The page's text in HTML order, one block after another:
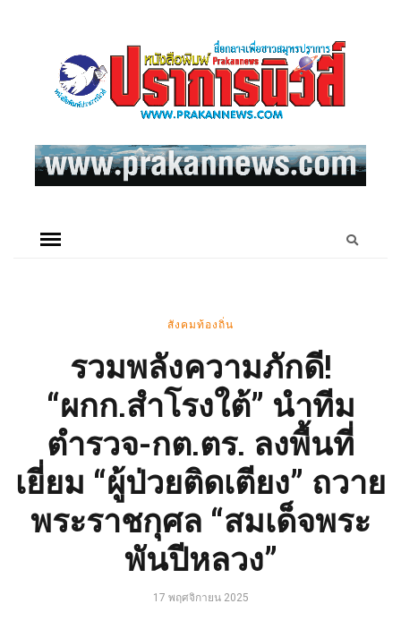
สังคมท้องถิ่น
รวมพลังความภักดี!
“ผกก.สำโรงใต้” นำทีม
ตำรวจ-กต.ตร. ลงพื้นที่
เยี่ยม “ผู้ป่วยติดเตียง” ถวาย
พระราชกุศล “สมเด็จพระ
พันปีหลวง”
17 พฤศจิกายน 2025